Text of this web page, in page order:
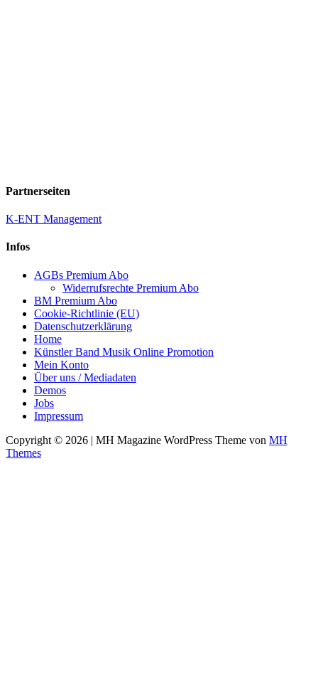
Partnerseiten
K-ENT Management
Infos
AGBs Premium Abo
Widerrufsrechte Premium Abo
BM Premium Abo
Cookie-Richtlinie (EU)
Datenschutzerklärung
Home
Künstler Band Musik Online Promotion
Mein Konto
Über uns / Mediadaten
Demos
Jobs
Impressum
Copyright © 2026 | MH Magazine WordPress Theme von MH
Themes